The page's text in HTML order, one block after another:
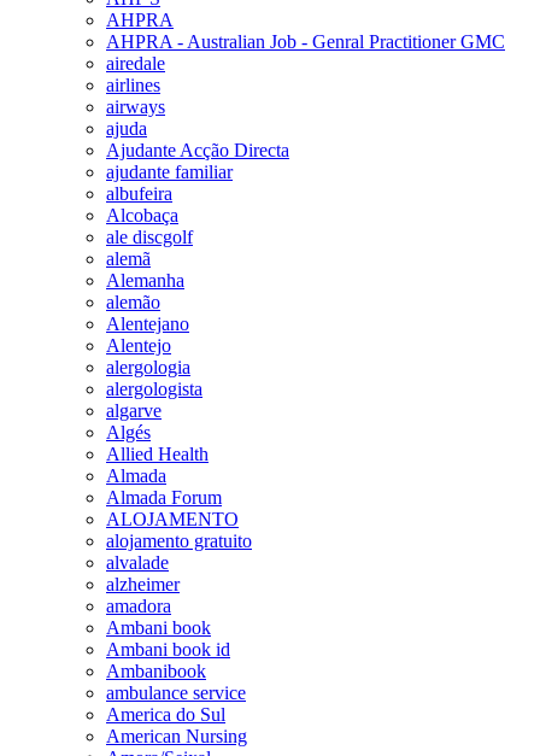
AHPRA
AHPRA - Australian Job - Genral Practitioner GMC
airedale
airlines
airways
ajuda
Ajudante Acção Directa
ajudante familiar
albufeira
Alcobaça
ale discgolf
alemã
Alemanha
alemão
Alentejano
Alentejo
alergologia
alergologista
algarve
Algés
Allied Health
Almada
Almada Forum
ALOJAMENTO
alojamento gratuito
alvalade
alzheimer
amadora
Ambani book
Ambani book id
Ambanibook
ambulance service
America do Sul
American Nursing